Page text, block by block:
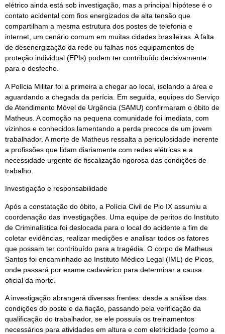
elétrico ainda está sob investigação, mas a principal hipótese é o
contato acidental com fios energizados de alta tensão que
compartilham a mesma estrutura dos postes de telefonia e
internet, um cenário comum em muitas cidades brasileiras. A falta
de desenergização da rede ou falhas nos equipamentos de
proteção individual (EPIs) podem ter contribuído decisivamente
para o desfecho.
A Polícia Militar foi a primeira a chegar ao local, isolando a área e
aguardando a chegada da perícia. Em seguida, equipes do Serviço
de Atendimento Móvel de Urgência (SAMU) confirmaram o óbito de
Matheus. A comoção na pequena comunidade foi imediata, com
vizinhos e conhecidos lamentando a perda precoce de um jovem
trabalhador. A morte de Matheus ressalta a periculosidade inerente
a profissões que lidam diariamente com redes elétricas e a
necessidade urgente de fiscalização rigorosa das condições de
trabalho.
Investigação e responsabilidade
Após a constatação do óbito, a Polícia Civil de Pio IX assumiu a
coordenação das investigações. Uma equipe de peritos do Instituto
de Criminalística foi deslocada para o local do acidente a fim de
coletar evidências, realizar medições e analisar todos os fatores
que possam ter contribuído para a tragédia. O corpo de Matheus
Santos foi encaminhado ao Instituto Médico Legal (IML) de Picos,
onde passará por exame cadavérico para determinar a causa
oficial da morte.
A investigação abrangerá diversas frentes: desde a análise das
condições do poste e da fiação, passando pela verificação da
qualificação do trabalhador, se ele possuía os treinamentos
necessários para atividades em altura e com eletricidade (como a